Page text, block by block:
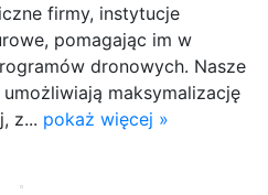
firmy, instytucje
pomagając im w
dronowych. Nasze
maksymalizację
z... pokaż więcej »